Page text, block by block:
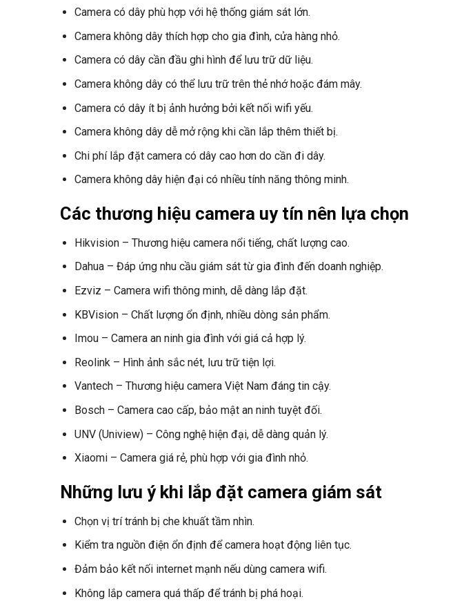
Camera có dây phù hợp với hệ thống giám sát lớn.
Camera không dây thích hợp cho gia đình, cửa hàng nhỏ.
Camera có dây cần đầu ghi hình để lưu trữ dữ liệu.
Camera không dây có thể lưu trữ trên thẻ nhớ hoặc đám mây.
Camera có dây ít bị ảnh hưởng bởi kết nối wifi yếu.
Camera không dây dễ mở rộng khi cần lắp thêm thiết bị.
Chi phí lắp đặt camera có dây cao hơn do cần đi dây.
Camera không dây hiện đại có nhiều tính năng thông minh.
Các thương hiệu camera uy tín nên lựa chọn
Hikvision – Thương hiệu camera nổi tiếng, chất lượng cao.
Dahua – Đáp ứng nhu cầu giám sát từ gia đình đến doanh nghiệp.
Ezviz – Camera wifi thông minh, dễ dàng lắp đặt.
KBVision – Chất lượng ổn định, nhiều dòng sản phẩm.
Imou – Camera an ninh gia đình với giá cả hợp lý.
Reolink – Hình ảnh sắc nét, lưu trữ tiện lợi.
Vantech – Thương hiệu camera Việt Nam đáng tin cậy.
Bosch – Camera cao cấp, bảo mật an ninh tuyệt đối.
UNV (Uniview) – Công nghệ hiện đại, dễ dàng quản lý.
Xiaomi – Camera giá rẻ, phù hợp với gia đình nhỏ.
Những lưu ý khi lắp đặt camera giám sát
Chọn vị trí tránh bị che khuất tầm nhìn.
Kiểm tra nguồn điện ổn định để camera hoạt động liên tục.
Đảm bảo kết nối internet mạnh nếu dùng camera wifi.
Không lắp camera quá thấp để tránh bị phá hoại.